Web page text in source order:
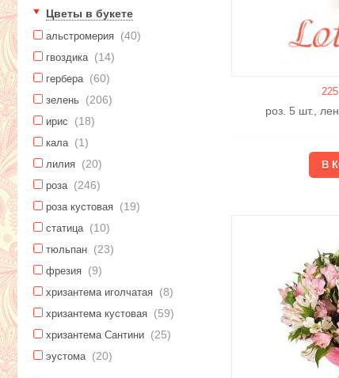
Цветы в букете
альстромерия (40)
гвоздика (14)
гербера (60)
зелень (206)
ирис (18)
кала (1)
лилия (20)
роза (246)
роза кустовая (19)
статица (10)
тюльпан (23)
фрезия (9)
хризантема иголчатая (8)
хризантема кустовая (59)
хризантема Сантини (25)
эустома (20)
роз. 5 шт.,